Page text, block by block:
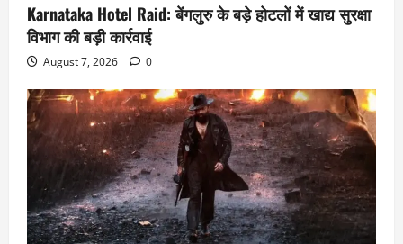
Karnataka Hotel Raid: बेंगलुरु के बड़े होटलों में खाद्य सुरक्षा
विभाग की बड़ी कार्रवाई
August 7, 2026 0